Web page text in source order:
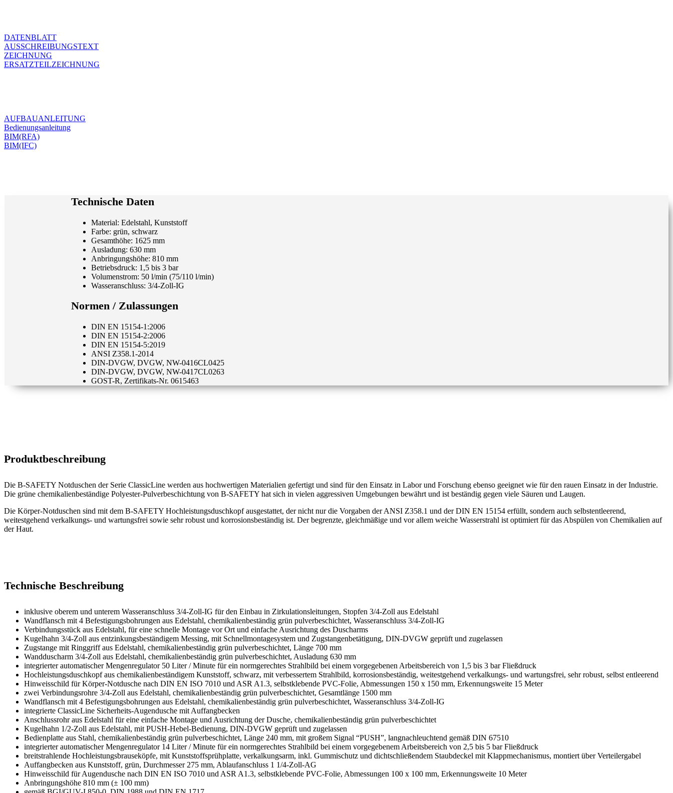
DATENBLATT
AUSSCHREIBUNGSTEXT
ZEICHNUNG
ERSATZTEILZEICHNUNG
AUFBAUANLEITUNG
Bedienungsanleitung
BIM(RFA)
BIM(IFC)
Technische Daten
Material: Edelstahl, Kunststoff
Farbe: grün, schwarz
Gesamthöhe: 1625 mm
Ausladung: 630 mm
Anbringungshöhe: 810 mm
Betriebsdruck: 1,5 bis 3 bar
Volumenstrom: 50 l/min (75/110 l/min)
Wasseranschluss: 3/4-Zoll-IG
Normen / Zulassungen
DIN EN 15154-1:2006
DIN EN 15154-2:2006
DIN EN 15154-5:2019
ANSI Z358.1-2014
DIN-DVGW, DVGW, NW-0416CL0425
DIN-DVGW, DVGW, NW-0417CL0263
GOST-R, Zertifikats-Nr. 0615463
Produktbeschreibung
Die B-SAFETY Notduschen der Serie ClassicLine werden aus hochwertigen Materialien gefertigt und sind für den Einsatz in Labor und Forschung ebenso geeignet wie für den rauen Einsatz in der Industrie.
Die grüne chemikalienbeständige Polyester-Pulverbeschichtung von B-SAFETY hat sich in vielen aggressiven Umgebungen bewährt und ist beständig gegen viele Säuren und Laugen.
Die Körper-Notduschen sind mit dem B-SAFETY Hochleistungsduschkopf ausgestattet, der nicht nur die Vorgaben der ANSI Z358.1 und der DIN EN 15154 erfüllt, sondern auch selbstentleerend,
weitestgehend verkalkungs- und wartungsfrei sowie sehr robust und korrosionsbeständig ist. Der begrenzte, gleichmäßige und vor allem weiche Wasserstrahl ist optimiert für das Abspülen von Chemikalien auf
der Haut.
Technische Beschreibung
inklusive oberem und unterem Wasseranschluss 3/4-Zoll-IG für den Einbau in Zirkulationsleitungen, Stopfen 3/4-Zoll aus Edelstahl
Wandflansch mit 4 Befestigungsbohrungen aus Edelstahl, chemikalienbeständig grün pulverbeschichtet, Wasseranschluss 3/4-Zoll-IG
Verbindungsstück aus Edelstahl, für eine schnelle Montage vor Ort und einfache Ausrichtung des Duscharms
Kugelhahn 3/4-Zoll aus entzinkungsbeständigem Messing, mit Schnellmontagesystem und Zugstangenbetätigung, DIN-DVGW geprüft und zugelassen
Zugstange mit Ringgriff aus Edelstahl, chemikalienbeständig grün pulverbeschichtet, Länge 700 mm
Wandduscharm 3/4-Zoll aus Edelstahl, chemikalienbeständig grün pulverbeschichtet, Ausladung 630 mm
integrierter automatischer Mengenregulator 50 Liter / Minute für ein normgerechtes Strahlbild bei einem vorgegebenen Arbeitsbereich von 1,5 bis 3 bar Fließdruck
Hochleistungsduschkopf aus chemikalienbeständigem Kunststoff, schwarz, mit verbessertem Strahlbild, korrosionsbeständig, weitestgehend verkalkungs- und wartungsfrei, sehr robust, selbst entleerend
Hinweisschild für Körper-Notdusche nach DIN EN ISO 7010 und ASR A1.3, selbstklebende PVC-Folie, Abmessungen 150 x 150 mm, Erkennungsweite 15 Meter
zwei Verbindungsrohre 3/4-Zoll aus Edelstahl, chemikalienbeständig grün pulverbeschichtet, Gesamtlänge 1500 mm
Wandflansch mit 4 Befestigungsbohrungen aus Edelstahl, chemikalienbeständig grün pulverbeschichtet, Wasseranschluss 3/4-Zoll-IG
integrierte ClassicLine Sicherheits-Augendusche mit Auffangbecken
Anschlussrohr aus Edelstahl für eine einfache Montage und Ausrichtung der Dusche, chemikalienbeständig grün pulverbeschichtet
Kugelhahn 1/2-Zoll aus Edelstahl, mit PUSH-Hebel-Bedienung, DIN-DVGW geprüft und zugelassen
Bedienplatte aus Stahl, chemikalienbeständig grün pulverbeschichtet, Länge 240 mm, mit großem Signal “PUSH”, langnachleuchtend gemäß DIN 67510
integrierter automatischer Mengenregulator 14 Liter / Minute für ein normgerechtes Strahlbild bei einem vorgegebenem Arbeitsbereich von 2,5 bis 5 bar Fließdruck
breitstrahlende Hochleistungsbrauseköpfe, mit Kunststoffsprühplatte, verkalkungsarm, inkl. Gummischutz und dichtschließendem Staubdeckel mit Klappmechanismus, montiert über Verteilergabel
Auffangbecken aus Kunststoff, grün, Durchmesser 275 mm, Ablaufanschluss 1 1/4-Zoll-AG
Hinweisschild für Augendusche nach DIN EN ISO 7010 und ASR A1.3, selbstklebende PVC-Folie, Abmessungen 100 x 100 mm, Erkennungsweite 10 Meter
Anbringungshöhe 810 mm (± 100 mm)